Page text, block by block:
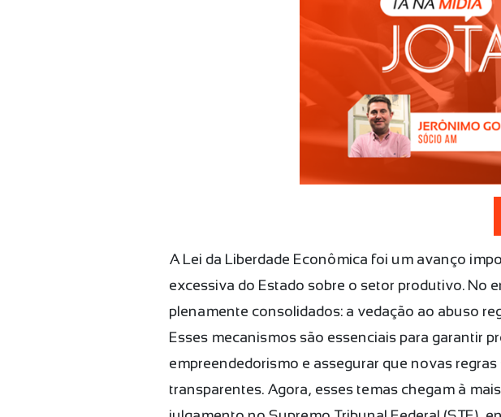
A Lei da Liberdade Econômica foi um avanço
excessiva do Estado sobre o setor produtivo. No
plenamente consolidados: a vedação ao abuso
Esses mecanismos são essenciais para garantir
empreendedorismo e assegurar que novas
transparentes. Agora, esses temas chegam à